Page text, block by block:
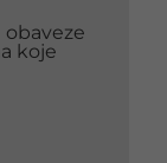
obaveze
koje